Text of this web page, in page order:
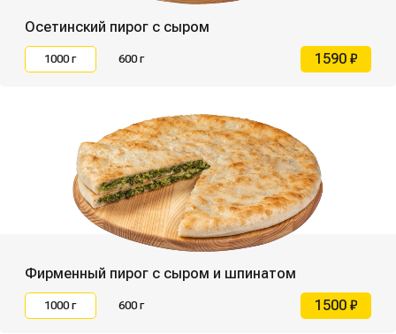
Осетинский пирог с сыром
1000 г 600 г 1590 ₽
Фирменный пирог с сыром и шпинатом
1000 г 600 г 1500 ₽